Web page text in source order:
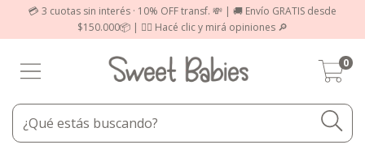
💳 3 cuotas sin interés · 10% OFF transf. 💸 | 🚚 Envío GRATIS desde
$150.000📦 | 👉🏻 Hacé clic y mirá opiniones 🔎
0